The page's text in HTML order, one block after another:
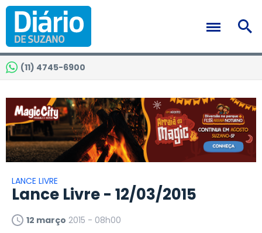
(11) 4745-6900
LANCE LIVRE
Lance Livre - 12/03/2015
12 março 2015 - 08h00